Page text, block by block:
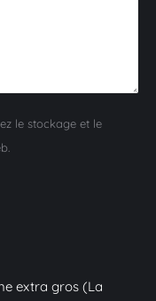
le stockage et le
extra gros (La